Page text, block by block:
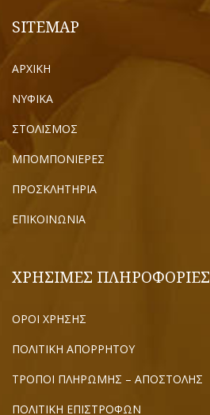
SITEMAP
ΑΡΧΙΚΗ
ΝΥΦΙΚΑ
ΣΤΟΛΙΣΜΟΣ
ΜΠΟΜΠΟΝΙΕΡΕΣ
ΠΡΟΣΚΛΗΤΗΡΙΑ
ΕΠΙΚΟΙΝΩΝΙΑ
ΧΡΗΣΙΜΕΣ ΠΛΗΡΟΦΟΡΙΕΣ
ΟΡΟΙ ΧΡΗΣΗΣ
ΠΟΛΙΤΙΚΗ ΑΠΟΡΡΗΤΟΥ
ΤΡΟΠΟΙ ΠΛΗΡΩΜΗΣ – ΑΠΟΣΤΟΛΗΣ
ΠΟΛΙΤΙΚΗ ΕΠΙΣΤΡΟΦΩΝ